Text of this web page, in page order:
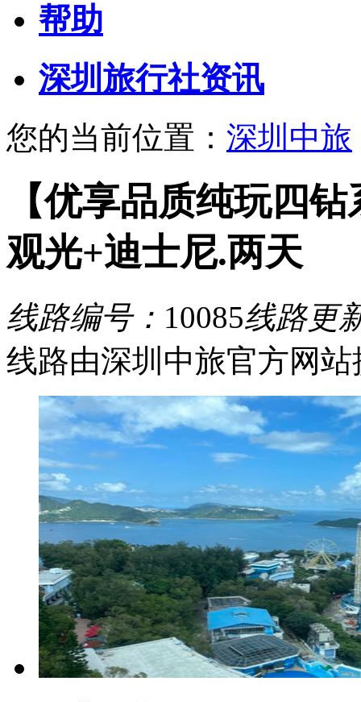
帮助
深圳旅行社资讯
您的当前位置： 深圳中旅
【优享品质纯玩四
观光+迪士尼.两天
线路编号： 10085线路更
线路由深圳中旅官方网站